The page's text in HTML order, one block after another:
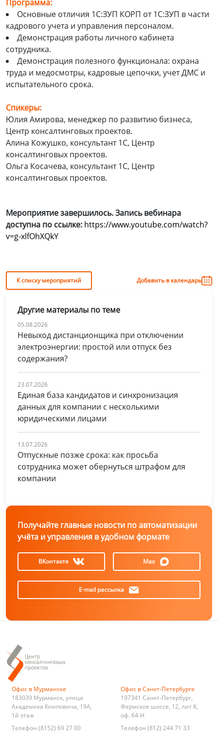
Программа:
Основные отличия 1С:ЗУП КОРП от 1С:ЗУП в части
кадрового учета и управления персоналом.
Демонстрация работы личного кабинета
сотрудника.
Демонстрация полезного функционала: охрана
труда и медосмотры, кадровые цепочки, учет ДМС и
испытательного срока.
Спикеры:
Юлия Амирова, менеджер по развитию бизнеса,
Центр консалтинговых проектов.
Алина Кожушко, консультант 1C, Центр
консалтинговых проектов.
Ольга Косачева, консультант 1C, Центр
консалтинговых проектов.
Мероприятие завершилось. Запись вебинара
доступна по ссылке: https://www.youtube.com/watch?
v=g-xlfOhXQkY
К списку мероприятий Добавить в календарь
Другие материалы по теме
05.08.2026
Невыход дистанционщика при отключении
электроэнергии: простой или отпуск без
содержания?
23.07.2026
Единая база кандидатов и синхронизация
данных для компании с несколькими
юридическими лицами
13.07.2026
Отпускные позже срока: как просьба
сотрудника может обернуться штрафом для
компании
Получайте главные новости по автоматизации
учёта и управления в удобном формате
ВКонтакте Max
E-mail рассылка
Офис в Мурманске
183039 Мурманск, улица
Академика Книповича, 19А,
1й этаж
Телефон (8152) 69 27 00
Офис в Санкт-Петербурге
197341 Санкт-Петербург,
Фермское шоссе, 12, лит К,
оф. 64-Н
Телефон (812) 244 71 33